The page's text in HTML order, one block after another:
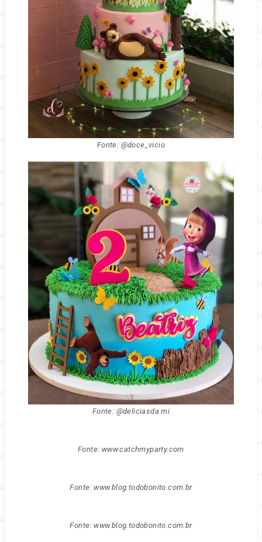
Fonte: @doce_vicio
Fonte: @deliciasda.mi
Fonte: www.catchmyparty.com
Fonte: www.blog.todobonito.com.br
Fonte: www.blog.todobonito.com.br